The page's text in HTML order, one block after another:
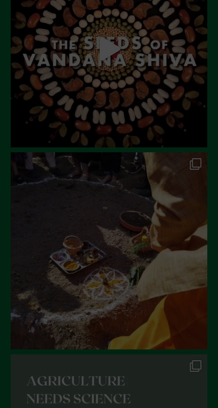
Agosto 2023
Luglio 2023
Giugno 2023
Maggio 2023
Aprile 2023
Marzo 2023
Febbraio 2023
Dicembre 2022
Novembre 2022
Ottobre 2022
Settembre 2022
Aprile 2022
Febbraio 2022
Gennaio 2022
Dicembre 2021
Novembre 2021
Settembre 2021
Agosto 2021